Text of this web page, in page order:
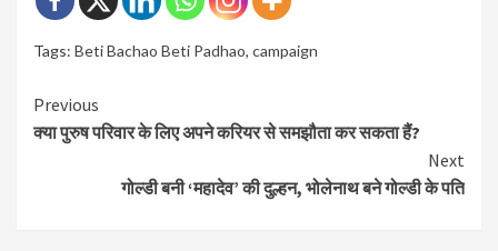
Tags: Beti Bachao Beti Padhao, campaign
Continue
Reading
Previous
क्या पुरुष परिवार के लिए अपने करियर से समझौता कर सकता हैं?
Next
गोल्डी बनी ‘महादेव’ की दुल्हन, भोलेनाथ बने गोल्डी के पति